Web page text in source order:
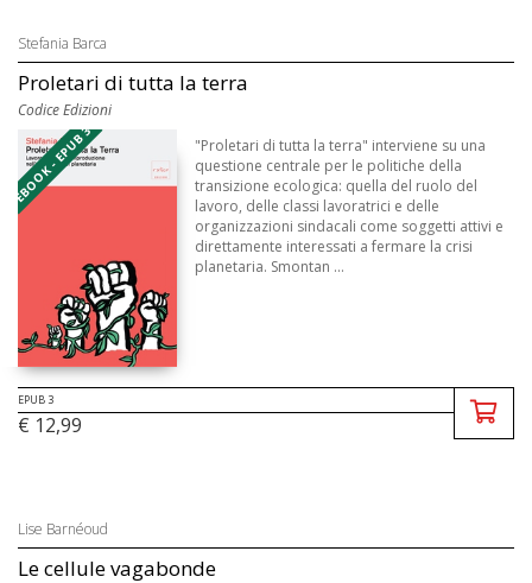
Stefania Barca
Proletari di tutta la terra
Codice Edizioni
EBOOK - EPUB 3
"Proletari di tutta la terra" interviene su una
questione centrale per le politiche della
transizione ecologica: quella del ruolo del
lavoro, delle classi lavoratrici e delle
organizzazioni sindacali come soggetti attivi e
direttamente interessati a fermare la crisi
planetaria. Smontan ...
EPUB 3
€ 12,99
Lise Barnéoud
Le cellule vagabonde